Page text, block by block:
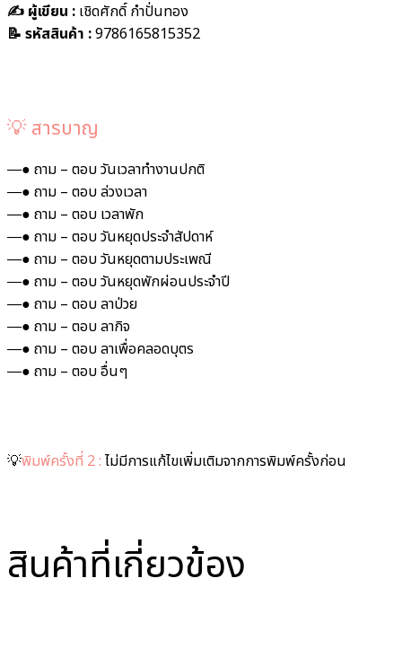
✍️ ผู้เขียน : เชิดศักดิ์ กำปั่นทอง
📝 รหัสสินค้า :9786165815352
💡 สารบาญ
―● ถาม – ตอบ วันเวลาทำงานปกติ
―● ถาม – ตอบ ล่วงเวลา
―● ถาม – ตอบ เวลาพัก
―● ถาม – ตอบ วันหยุดประจำสัปดาห์
―● ถาม – ตอบ วันหยุดตามประเพณี
―● ถาม – ตอบ วันหยุดพักผ่อนประจำปี
―● ถาม – ตอบ ลาป่วย
―● ถาม – ตอบ ลากิจ
―● ถาม – ตอบ ลาเพื่อคลอดบุตร
―● ถาม – ตอบ อื่นๆ
💡พิมพ์ครั้งที่ 2 : ไม่มีการแก้ไขเพิ่มเติมจากการพิมพ์ครั้งก่อน
สินค้าที่เกี่ยวข้อง